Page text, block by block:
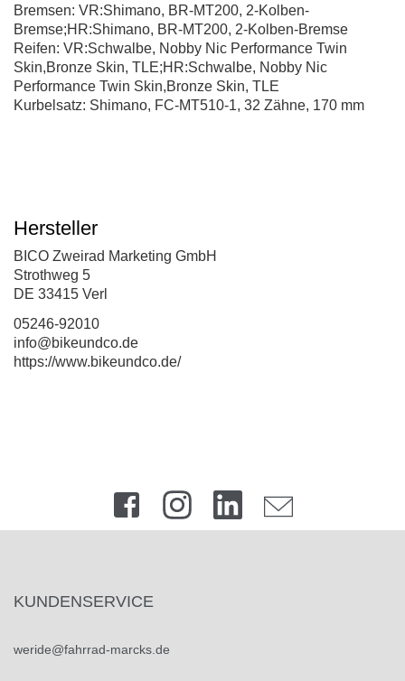
Bremsen: VR:Shimano, BR-MT200, 2-Kolben-
Bremse;HR:Shimano, BR-MT200, 2-Kolben-Bremse
Reifen: VR:Schwalbe, Nobby Nic Performance Twin
Skin,Bronze Skin, TLE;HR:Schwalbe, Nobby Nic
Performance Twin Skin,Bronze Skin, TLE
Kurbelsatz: Shimano, FC-MT510-1, 32 Zähne, 170 mm
Hersteller
BICO Zweirad Marketing GmbH
Strothweg 5
DE 33415 Verl
05246-92010
info@bikeundco.de
https://www.bikeundco.de/
KUNDENSERVICE
weride@fahrrad-marcks.de